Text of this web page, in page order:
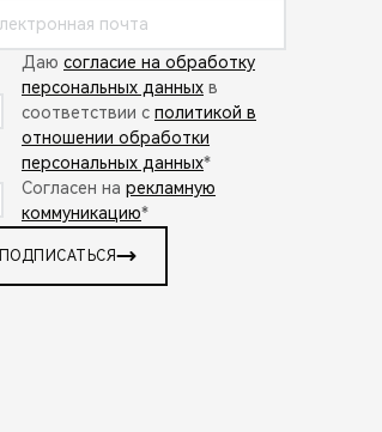
Даю согласие на обработку
персональных данных в
соответствии с политикой в
отношении обработки
персональных данных*
Согласен на рекламную
коммуникацию*
ПОДПИСАТЬСЯ